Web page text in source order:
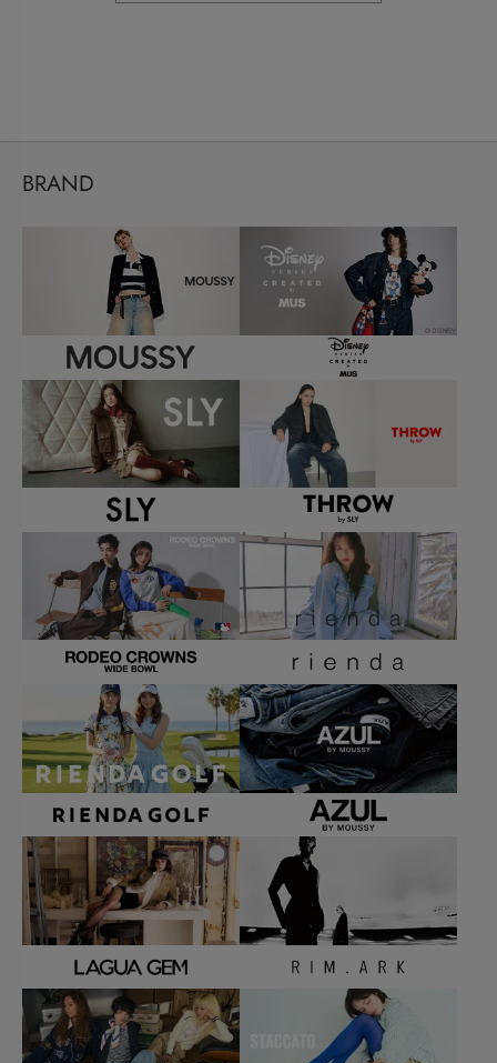
BRAND